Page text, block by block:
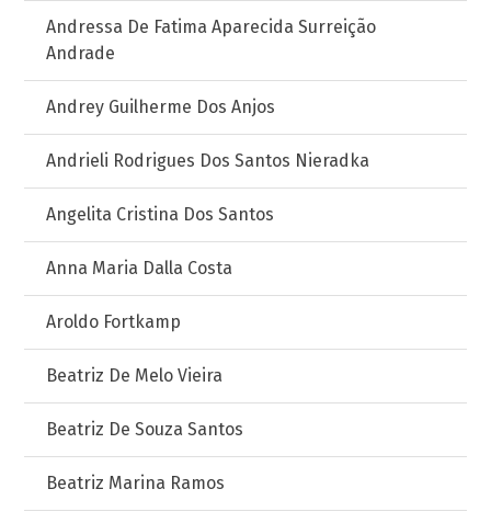
Andressa De Fatima Aparecida Surreição
Andrade
Andrey Guilherme Dos Anjos
Andrieli Rodrigues Dos Santos Nieradka
Angelita Cristina Dos Santos
Anna Maria Dalla Costa
Aroldo Fortkamp
Beatriz De Melo Vieira
Beatriz De Souza Santos
Beatriz Marina Ramos